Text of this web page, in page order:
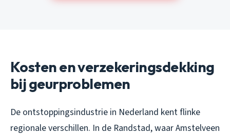
Kosten en verzekeringsdekking
bij geurproblemen
De ontstoppingsindustrie in Nederland kent flinke
regionale verschillen. In de Randstad, waar Amstelveen